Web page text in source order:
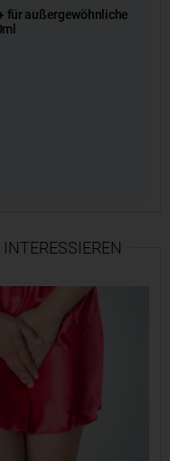
für außergewöhnliche